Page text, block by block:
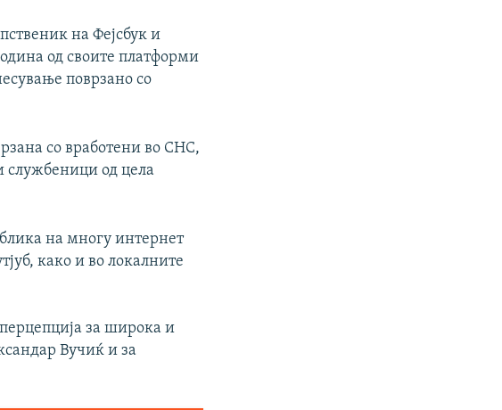
на Фејсбук и
од своите платформи
поврзано со
со вработени во СНС,
службеници од цела
на многу интернет
како и во локалните
за широка и
Вучиќ и за